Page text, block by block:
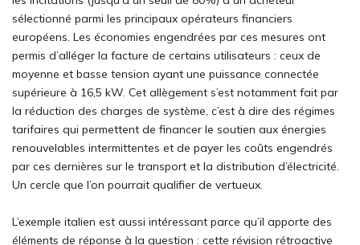
sélectionné parmi les principaux opérateurs financiers
européens. Les économies engendrées par ces mesures ont
permis d’alléger la facture de certains utilisateurs : ceux de
moyenne et basse tension ayant une puissance connectée
supérieure à 16,5 kW. Cet allègement s’est notamment fait par
la réduction des charges de système, c’est à dire des régimes
tarifaires qui permettent de financer le soutien aux énergies
renouvelables intermittentes et de payer les coûts engendrés
par ces dernières sur le transport et la distribution d’électricité.
Un cercle que l’on pourrait qualifier de vertueux.
L’exemple italien est aussi intéressant parce qu’il apporte des
éléments de réponse à la question : cette révision rétroactive